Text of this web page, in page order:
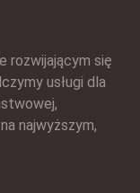
rozwijającym się
usługi dla
najwyższym,